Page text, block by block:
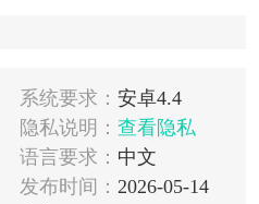
系统要求： 安卓4.4
隐私说明： 查看隐私
语言要求： 中文
发布时间： 2026-05-14